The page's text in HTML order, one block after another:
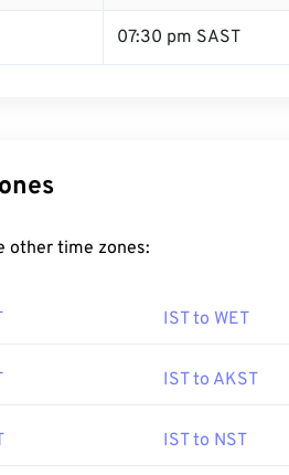
07:30 pm SAST
other time zones:
IST to WET
IST to AKST
IST to NST